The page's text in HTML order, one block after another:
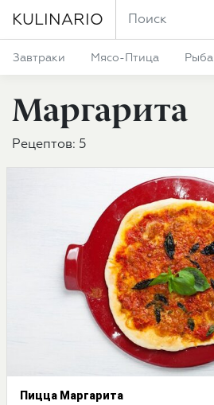
KULINARIO
Завтраки Мясо-Птица Рыба
Маргарита
Рецептов: 5
Пицца Маргарита